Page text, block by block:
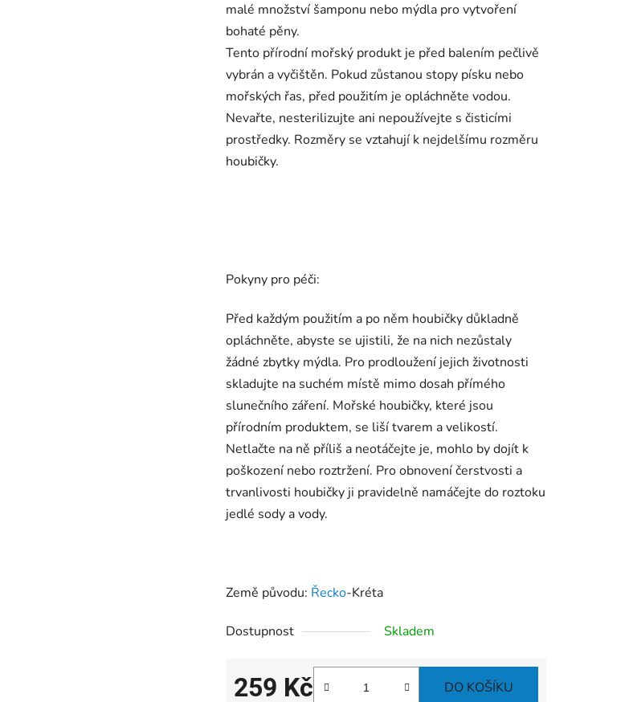
malé množství šamponu nebo mýdla pro vytvoření
bohaté pěny.
Tento přírodní mořský produkt je před balením pečlivě
vybrán a vyčištěn. Pokud zůstanou stopy písku nebo
mořských řas, před použitím je opláchněte vodou.
Nevařte, nesterilizujte ani nepoužívejte s čisticími
prostředky. Rozměry se vztahují k nejdelšímu rozměru
houbičky.
Pokyny pro péči:
Před každým použitím a po něm houbičky důkladně
opláchněte, abyste se ujistili, že na nich nezůstaly
žádné zbytky mýdla. Pro prodloužení jejich životnosti
skladujte na suchém místě mimo dosah přímého
slunečního záření. Mořské houbičky, které jsou
přírodním produktem, se liší tvarem a velikostí.
Netlačte na ně příliš a neotáčejte je, mohlo by dojít k
poškození nebo roztržení. Pro obnovení čerstvosti a
trvanlivosti houbičky ji pravidelně namáčejte do roztoku
jedlé sody a vody.
Země původu: Řecko-Kréta
Dostupnost Skladem
259 Kč DO KOŠÍKU